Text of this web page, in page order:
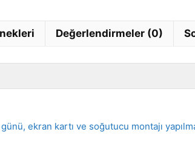
Değerlendirmeler (0)
ekran kartı ve soğutucu montajı